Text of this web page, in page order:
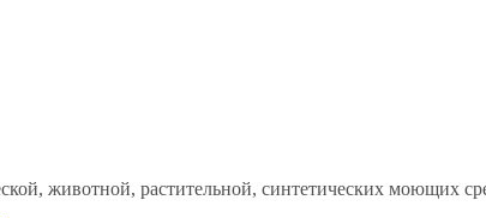
животной, растительной, синтетических моющих